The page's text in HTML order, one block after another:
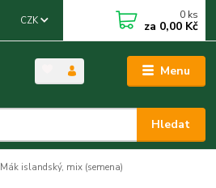
Menu
CZK
Hledat
0 ks
za 0,00 Kč
Mák islandský, mix (semena)